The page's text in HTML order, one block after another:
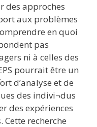
des approches
aux problèmes
en quoi
pas
ni à celles des
pourrait être un
d’analyse et de
des indivi¬dus
des expériences
recherche